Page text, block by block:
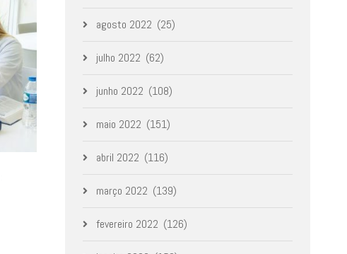
agosto 2022 (25)
julho 2022 (62)
junho 2022 (108)
maio 2022 (151)
abril 2022 (116)
março 2022 (139)
fevereiro 2022 (126)